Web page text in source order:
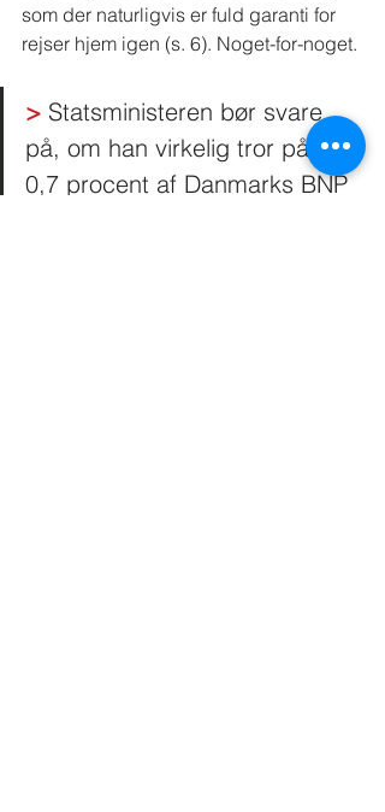
som der naturligvis er fuld garanti for
rejser hjem igen (s. 6). Noget-for-noget.
> Statsministeren bør svare
på, om han virkelig tror på, at
0,7 procent af Danmarks BNP